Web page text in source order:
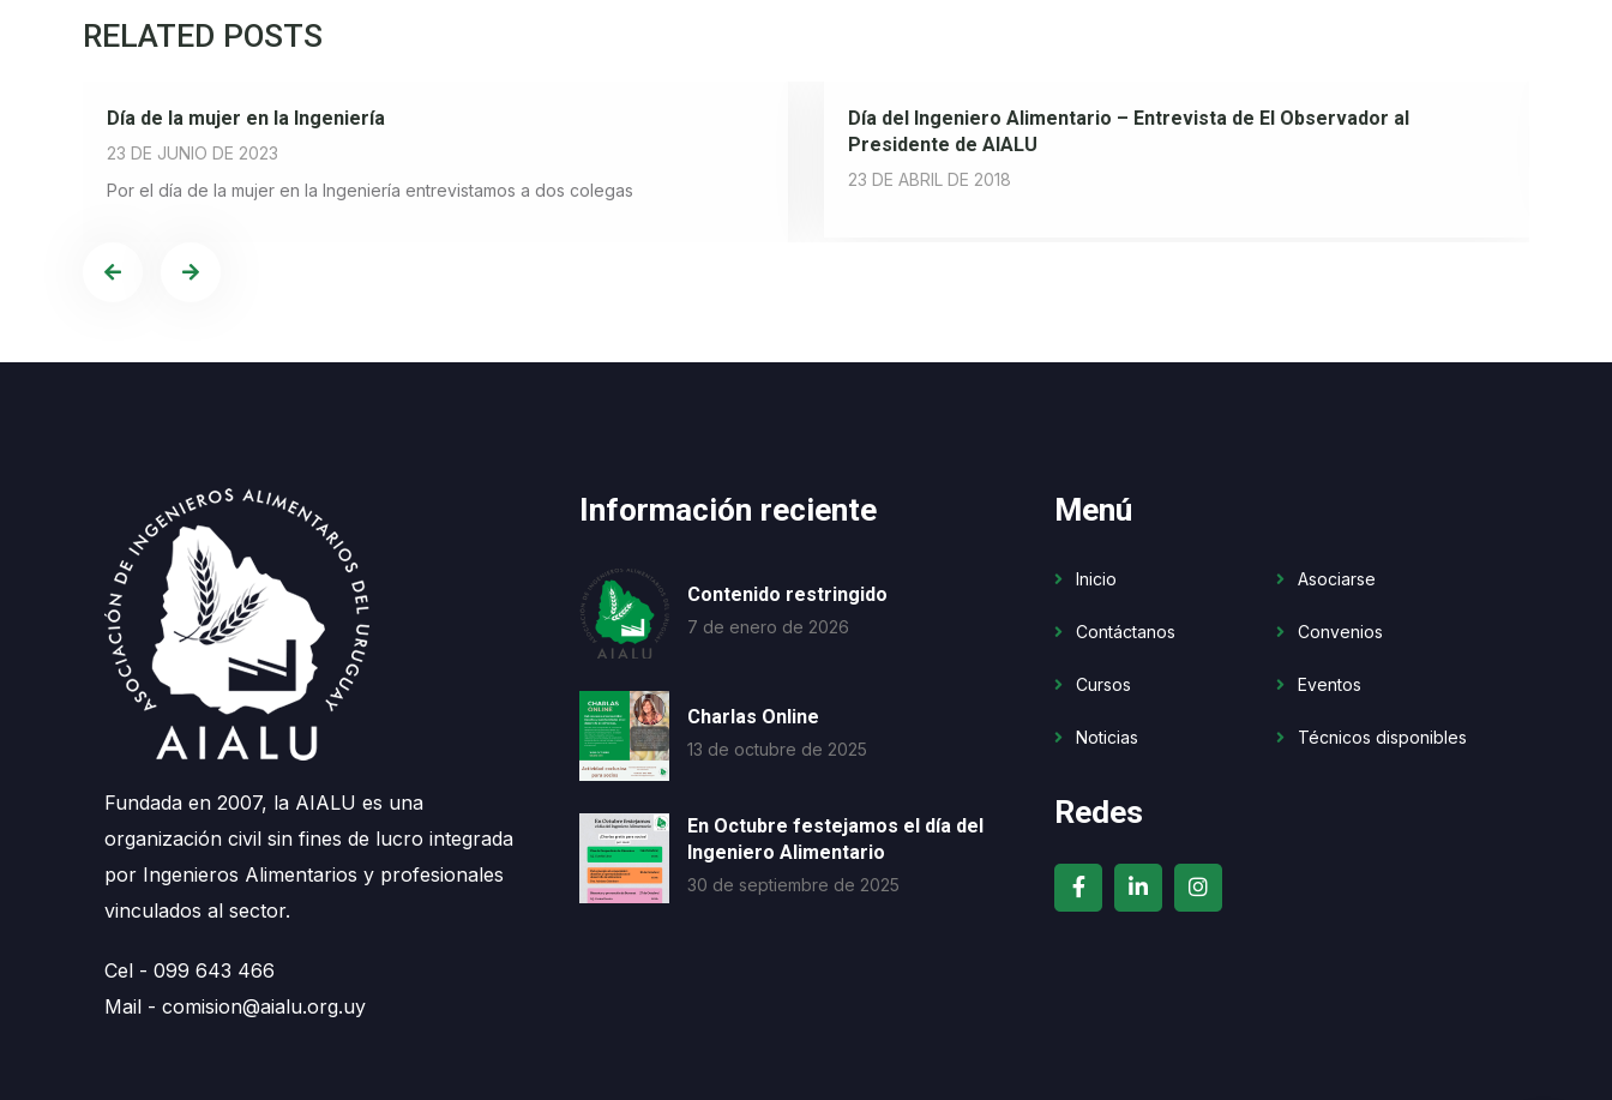
RELATED POSTS
Día de la mujer en la Ingeniería
23 DE JUNIO DE 2023
Por el día de la mujer en la Ingeniería entrevistamos a dos colegas
Día del Ingeniero Alimentario – Entrevista de El Observador al
Presidente de AIALU
23 DE ABRIL DE 2018
Fundada en 2007, la AIALU es una
organización civil sin fines de lucro integrada
por Ingenieros Alimentarios y profesionales
vinculados al sector.
Cel - 099 643 466
Mail - comision@aialu.org.uy
Información reciente
Contenido restringido
7 de enero de 2026
Charlas Online
13 de octubre de 2025
En Octubre festejamos el día del
Ingeniero Alimentario
30 de septiembre de 2025
Menú
Inicio Asociarse
Contáctanos Convenios
Cursos Eventos
Noticias Técnicos disponibles
Redes